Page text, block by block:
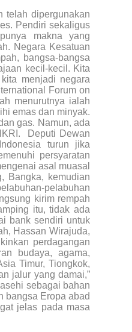
telah dipergunakan
Pendiri sekaligus
makna yang
Negara Kesatuan
bangsa-bangsa
kecil-kecil. Kita
menjadi negara
Forum on
menurutnya ialah
emas dan minyak.
gas. Namun, ada
Deputi Dewan
turun jika
persyaratan
asal muasal
Bangka, kemudian
pelabuhan
kirim rempah
itu, tidak ada
bank sendiri untuk
Hassan Wirajuda,
perdagangan
budaya, agama,
Timur, Tiongkok,
jalur yang damai,”
sebagai bahan
bangsa Eropa abad
jelas pada masa